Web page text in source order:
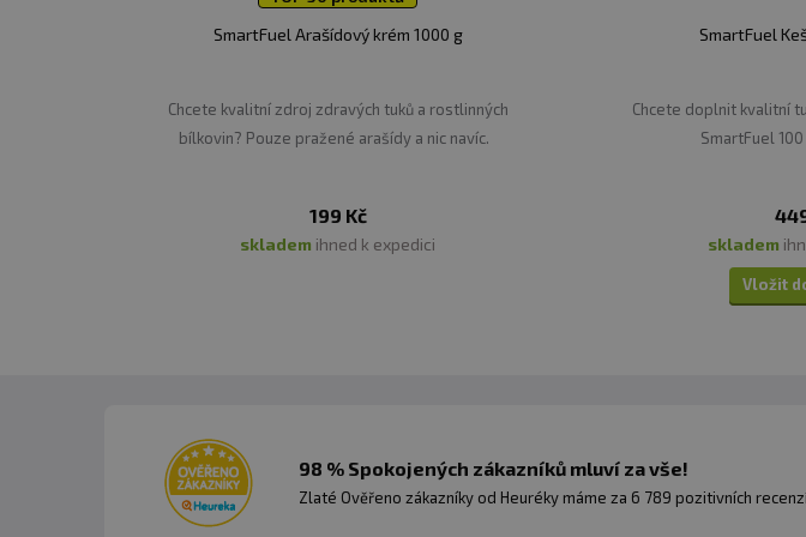
Aminokyselina L-Tyrosin zvyšuje ostražitost,
Přírodní extrakt pocházející z kůry hořkého
okamžitě využitelné energie, potlačení chuti k jídlu,
energie, díky stimulaci adrenergních receptorů
silný antioxidant, který optimalizuje hladinu glukózy
(krevní tlak) a podílí se na metabolismu lipidů (tuků).
SmartFuel Arašídový krém 1000 g
Chcete kvalitní zdroj zdravých tuků a rostlinných
bílkovin? Pouze pražené arašídy a nic navíc.
199 Kč
skladem ihned k expedici
SmartFuel
Chcete doplnit kvalitní
SmartFuel
skladem
Vložit
98 % Spokojených zákazníků mluví za vše!
Zlaté Ověřeno zákazníky od Heuréky máme za 6 789 pozitivních